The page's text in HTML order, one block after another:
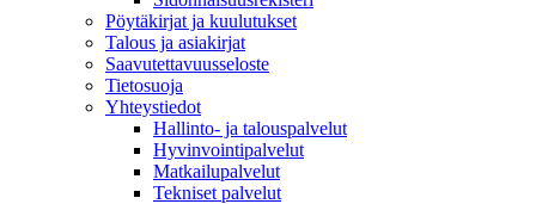
Pöytäkirjat ja kuulutukset
Talous ja asiakirjat
Saavutettavuusseloste
Tietosuoja
Yhteystiedot
Hallinto- ja talouspalvelut
Hyvinvointipalvelut
Matkailupalvelut
Tekniset palvelut